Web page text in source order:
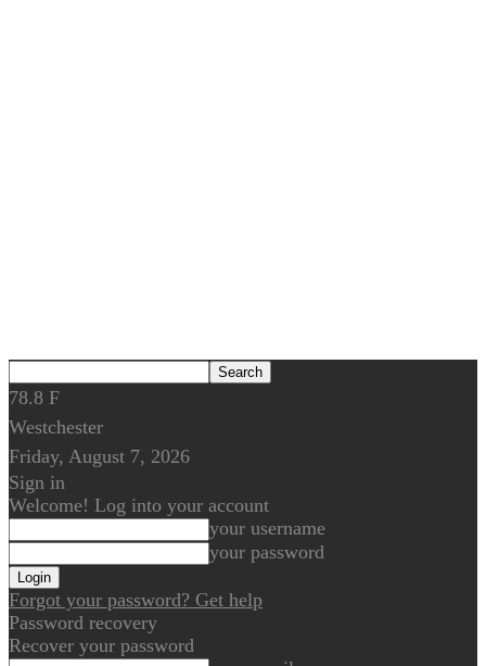
78.8 F
Westchester
Friday, August 7, 2026
Sign in
Welcome! Log into your account
your username
your password
Forgot your password? Get help
Password recovery
Recover your password